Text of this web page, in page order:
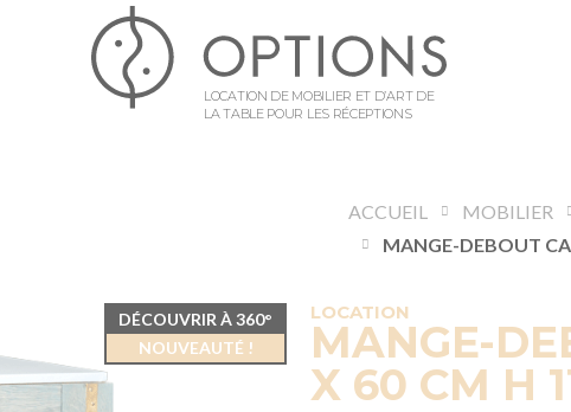
LOCATION DE MOBILIER ET D’ART DE
LA TABLE POUR LES RÉCEPTIONS
ACCUEIL MOBILIER
LOCATION
MANGE-
X 60 CM H
DÉCOUVRIR À 360°
NOUVEAUTÉ !